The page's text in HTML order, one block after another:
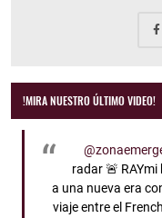
!MIRA NUESTRO ÚLTIMO VIDEO!
radar 🚨
a una nueva era
viaje entre el